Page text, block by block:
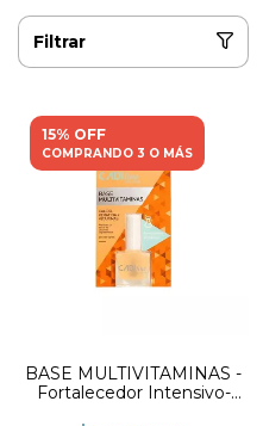
Filtrar
15% OFF
COMPRANDO 3 O MÁS
BASE MULTIVITAMINAS -
Fortalecedor Intensivo-